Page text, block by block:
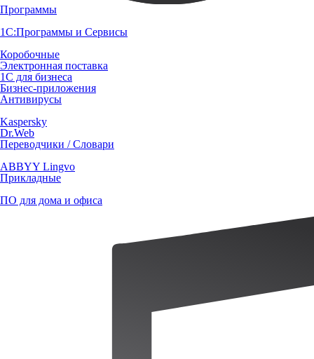
Программы
1С:Программы и Сервисы
Коробочные
Электронная поставка
1С для бизнеса
Бизнес-приложения
Антивирусы
Kaspersky
Dr.Web
Переводчики / Словари
ABBYY Lingvo
Прикладные
ПО для дома и офиса